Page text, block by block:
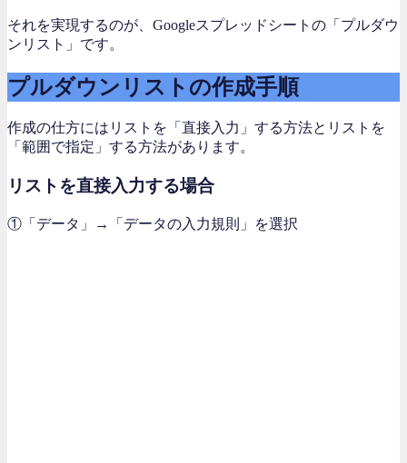
それを実現するのが、Googleスプレッドシートの「プルダウ
ンリスト」です。
プルダウンリストの作成手順
作成の仕方にはリストを「直接入力」する方法とリストを
「範囲で指定」する方法があります。
リストを直接入力する場合
①「データ」→「データの入力規則」を選択